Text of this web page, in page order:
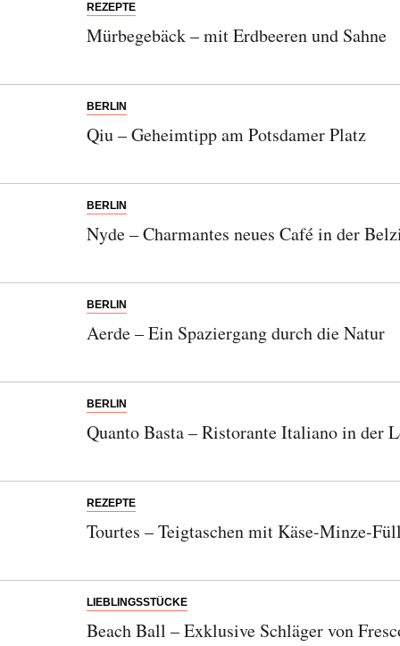
REZEPTE
Mürbegebäck – mit Erdbeeren und Sahne
BERLIN
Qiu – Geheimtipp am Potsdamer Platz
BERLIN
Nyde – Charmantes neues Café in der
BERLIN
Aerde – Ein Spaziergang durch die Natur
BERLIN
Quanto Basta – Ristorante Italiano in der
REZEPTE
Tourtes – Teigtaschen mit Käse-Minze-
LIEBLINGSSTÜCKE
Beach Ball – Exklusive Schläger von